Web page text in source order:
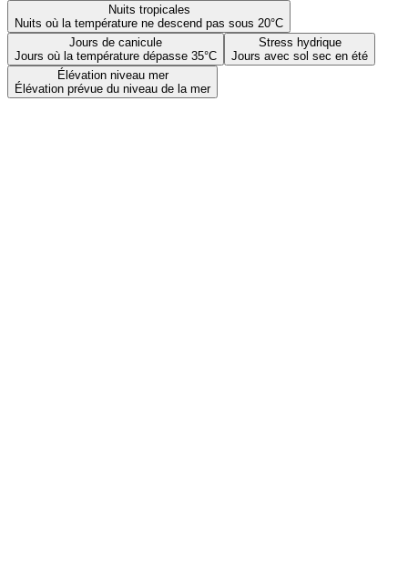
Nuits tropicales
Nuits où la température ne descend pas sous 20°C
Jours de canicule
Jours où la température dépasse 35°C
Stress hydrique
Jours avec sol sec en été
Élévation niveau mer
Élévation prévue du niveau de la mer